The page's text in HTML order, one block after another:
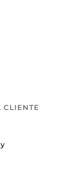
CLIENTE